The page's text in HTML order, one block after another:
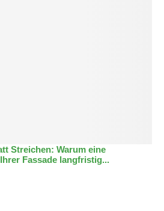
Streichen: Warum eine
Fassade langfristig...